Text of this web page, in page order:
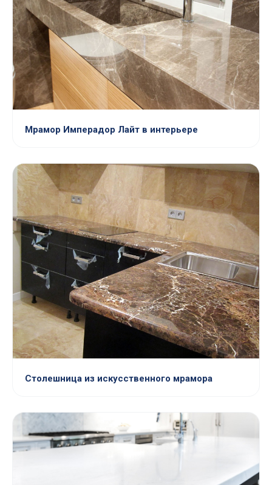
Мрамор Имперадор Лайт в интерьере
Столешница из искусственного мрамора